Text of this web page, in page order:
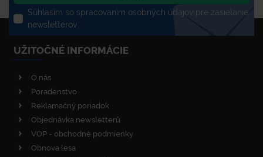
Súhlasím so spracovaním osobných údajov pre zasielanie
newsletterov
UŽITOČNÉ INFORMÁCIE
O nás
Poradenstvo
Reklamačný poriadok
Objednávka newsletterů
VOP - obchodné podmienky
Obnova lesa